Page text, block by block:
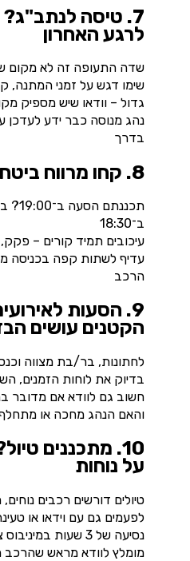
7. טיסה
לרגע האחרון
שדה התעופה זה לא מקום
שימו דגש על זמני המתנה,
גדול – וודאו שיש מספיק
נהג מנוסה כבר ידע לעדכן
בדרך
8. קחו מרווח ביטחון בלו"ז
ב־18:30
עיכובים תמיד קורים –
עדיף לשתות קפה בכניסה
הרכב
9. הסעות
הקטנים עושים
לחתונות, בר/בת מצווה
בדיוק את לוחות הזמנים,
חשוב גם לוודא אם מדובר
והאם הנהג מחכה או
10. מתכננים
על נוחות
טיולים דורשים רכבים
לפעמים גם עם וידאו או
נסיעה של 3 שעות במיניבוס צפוף זה לא חוויה
מומלץ לוודא מראש שהרכב